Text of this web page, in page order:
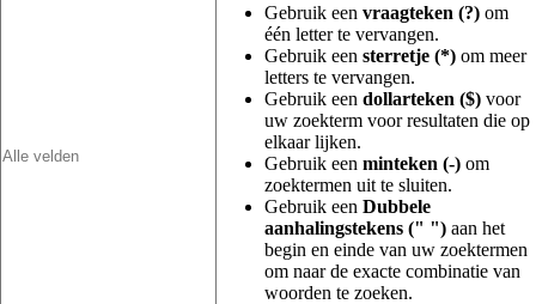
Gebruik een vraagteken (?) om
één letter te vervangen.
Gebruik een sterretje (*) om meer
letters te vervangen.
Gebruik een dollarteken ($) voor
uw zoekterm voor resultaten die op
elkaar lijken.
Gebruik een minteken (-) om
zoektermen uit te sluiten.
Gebruik een Dubbele
aanhalingstekens (" ") aan het
begin en einde van uw zoektermen
om naar de exacte combinatie van
woorden te zoeken.